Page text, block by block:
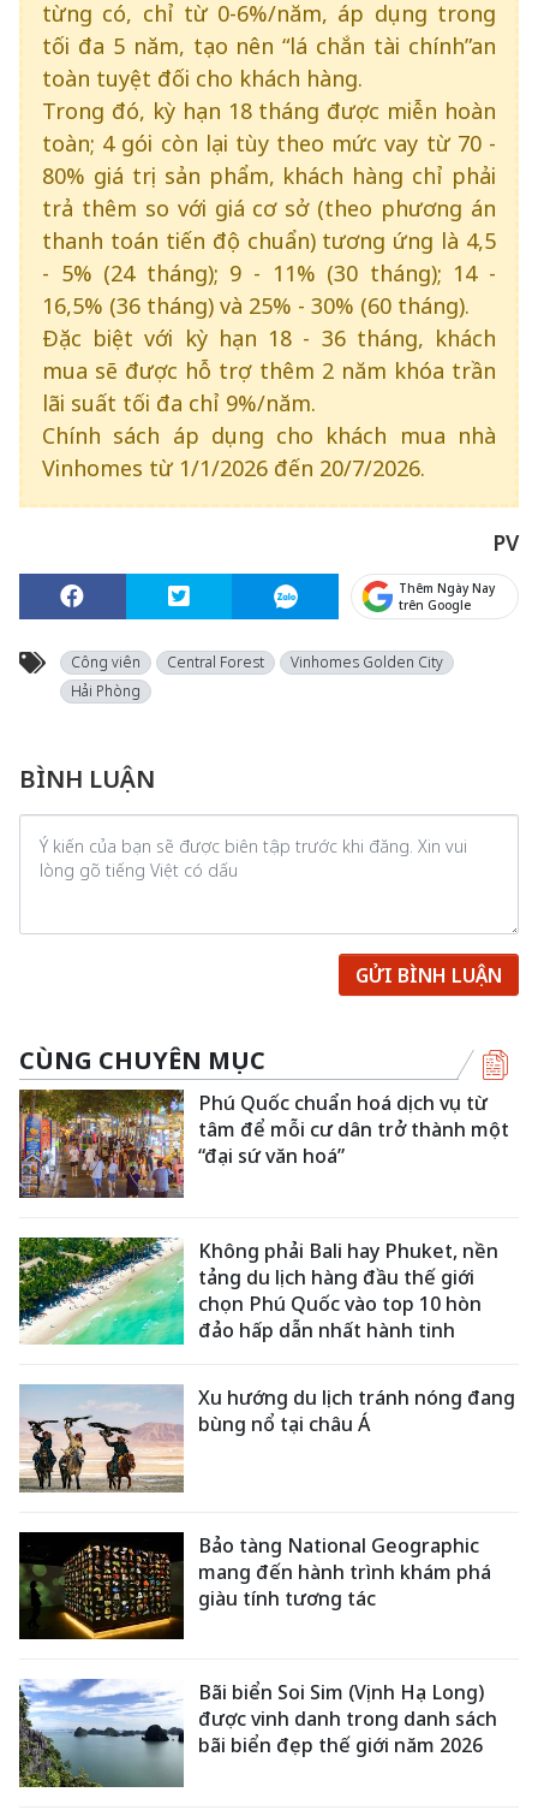
từng có, chỉ từ 0-6%/năm, áp dụng trong
tối đa 5 năm, tạo nên “lá chắn tài chính”an
toàn tuyệt đối cho khách hàng.
Trong đó, kỳ hạn 18 tháng được miễn hoàn
toàn; 4 gói còn lại tùy theo mức vay từ 70 -
80% giá trị sản phẩm, khách hàng chỉ phải
trả thêm so với giá cơ sở (theo phương án
thanh toán tiến độ chuẩn) tương ứng là 4,5
- 5% (24 tháng); 9 - 11% (30 tháng); 14 -
16,5% (36 tháng) và 25% - 30% (60 tháng).
Đặc biệt với kỳ hạn 18 - 36 tháng, khách
mua sẽ được hỗ trợ thêm 2 năm khóa trần
lãi suất tối đa chỉ 9%/năm.
Chính sách áp dụng cho khách mua nhà
Vinhomes từ 1/1/2026 đến 20/7/2026.
PV
Thêm Ngày Nay
trên Google
Công viên Central Forest
Vinhomes Golden City
Hải Phòng
BÌNH LUẬN
GỬI BÌNH LUẬN
CÙNG CHUYÊN MỤC
Phú Quốc chuẩn hoá dịch vụ từ
tâm để mỗi cư dân trở thành một
“đại sứ văn hoá”
Không phải Bali hay Phuket, nền
tảng du lịch hàng đầu thế giới
chọn Phú Quốc vào top 10 hòn
đảo hấp dẫn nhất hành tinh
Xu hướng du lịch tránh nóng đang
bùng nổ tại châu Á
Bảo tàng National Geographic
mang đến hành trình khám phá
giàu tính tương tác
Bãi biển Soi Sim (Vịnh Hạ Long)
được vinh danh trong danh sách
bãi biển đẹp thế giới năm 2026